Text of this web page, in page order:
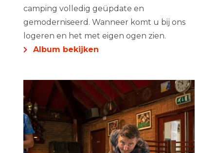
camping volledig geüpdate en
gemoderniseerd. Wanneer komt u bij ons
logeren en het met eigen ogen zien.
Album bekijken